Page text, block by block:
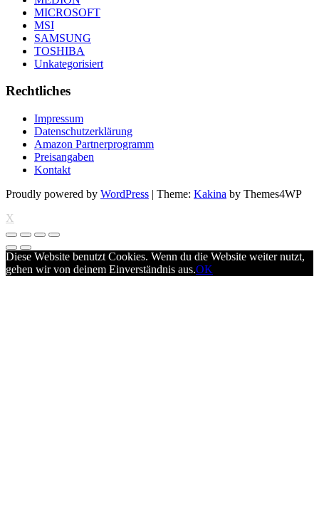
MICROSOFT
MSI
SAMSUNG
TOSHIBA
Unkategorisiert
Rechtliches
Impressum
Datenschutzerklärung
Amazon Partnerprogramm
Preisangaben
Kontakt
Proudly powered by WordPress | Theme: Kakina by Themes4WP
X
Diese Website benutzt Cookies. Wenn du die Website weiter nutzt,
gehen wir von deinem Einverständnis aus.OK